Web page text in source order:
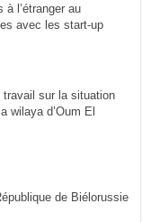
l’étranger au
avec les start-up
travail sur la situation
wilaya d’Oum El
de Biélorussie